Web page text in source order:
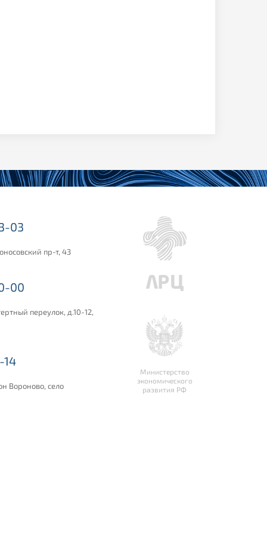
03
пр-т, 43
00
переулок, д.10-12,
14
Вороново, село
Министерство
экономического
развития РФ